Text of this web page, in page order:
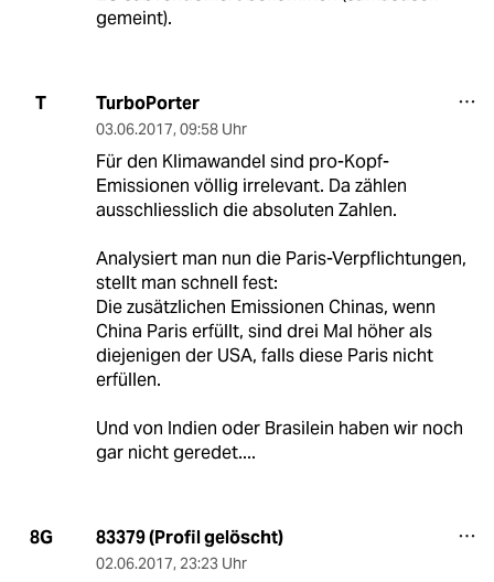
gemeint).
T TurboPorter
03.06.2017, 09:58 Uhr
Für den Klimawandel sind pro-Kopf-
Emissionen völlig irrelevant. Da zählen
ausschliesslich die absoluten Zahlen.
Analysiert man nun die Paris-Verpflichtungen,
stellt man schnell fest:
Die zusätzlichen Emissionen Chinas, wenn
China Paris erfüllt, sind drei Mal höher als
diejenigen der USA, falls diese Paris nicht
erfüllen.
Und von Indien oder Brasilein haben wir noch
gar nicht geredet....
8G 83379 (Profil gelöscht)
02.06.2017, 23:23 Uhr